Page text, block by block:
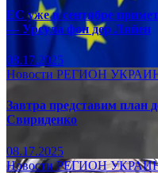
ЕС уже в сентябре
— Урсула фон дер Ляйен
08.17.2025
Новости РЕГИОН
Завтра представим план
Свириденко
08.17.2025
НовостиРЕГИОН